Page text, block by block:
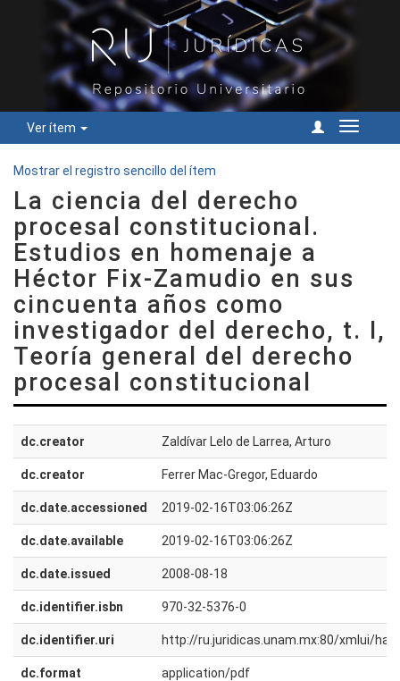
Ver ítem
Cambiar
Mostrar el registro sencillo del ítem
La ciencia del derecho
procesal constitucional.
Estudios en homenaje a
Héctor Fix-Zamudio en sus
cincuenta años como
investigador del derecho, t. I,
Teoría general del derecho
procesal constitucional
dc.creator Zaldívar Lelo de Larrea, Arturo
dc.creator Ferrer Mac-Gregor, Eduardo
dc.date.accessioned 2019-02-16T03:06:26Z
dc.date.available 2019-02-16T03:06:26Z
dc.date.issued 2008-08-18
dc.identifier.isbn 970-32-5376-0
dc.identifier.uri http://ru.juridicas.unam.mx:80/xmlui/
dc.format application/pdf